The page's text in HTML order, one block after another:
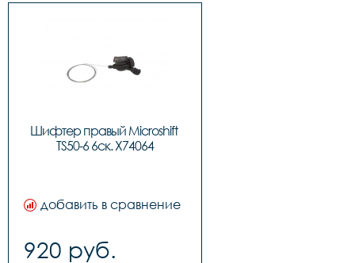
Шифтер правый Microshift
TS50-6 6ск. Х74064
добавить в сравнение
920 руб.